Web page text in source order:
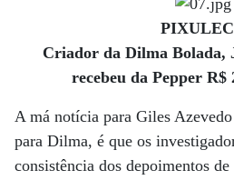
Criador da Dilma Bolada,
recebeu da Pepper R$
A má notícia para Giles
para Dilma, é que os
consistência dos depoimentos